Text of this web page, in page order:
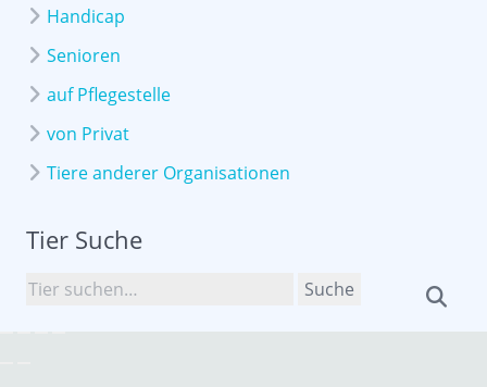
Handicap
Senioren
auf Pflegestelle
von Privat
Tiere anderer Organisationen
Tier Suche
Suche